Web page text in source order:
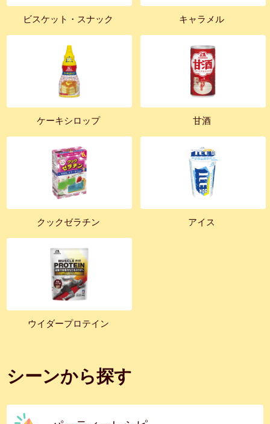
ビスケット・スナック キャラメル
ケーキシロップ 甘酒
クックゼラチン アイス
ウイダープロテイン
シーンから探す